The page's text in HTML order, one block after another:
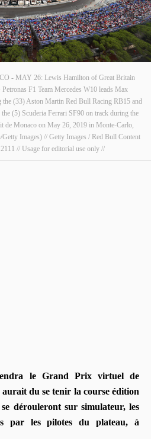
- MAY 26: Lewis Hamilton of Great Britain
F1 Team Mercedes W10 leads Max
the (33) Aston Martin Red Bull Racing RB15 and
(5) Scuderia Ferrari SF90 on track during the
de Monaco on May 26, 2019 in Monte-Carlo,
Images) // Getty Images / Red Bull Content
// Usage for editorial use only //
le Grand Prix virtuel de
du se tenir la course édition
dérouleront sur simulateur, les
par les pilotes du plateau, à